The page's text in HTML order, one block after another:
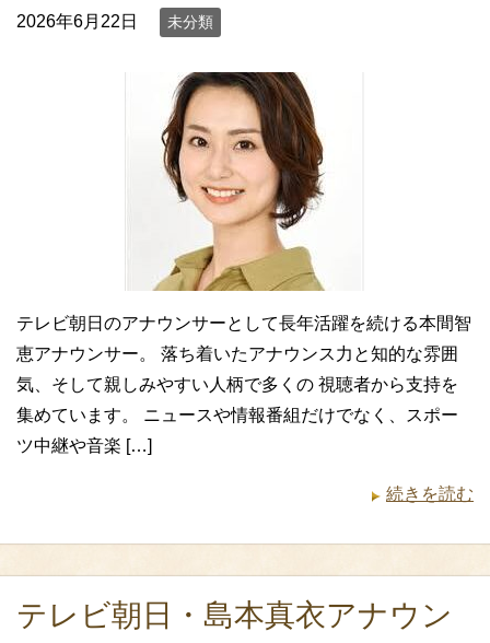
2026年6月22日 未分類
テレビ朝日のアナウンサーとして長年活躍を続ける本間智
恵アナウンサー。 落ち着いたアナウンス力と知的な雰囲
気、そして親しみやすい人柄で多くの 視聴者から支持を
集めています。 ニュースや情報番組だけでなく、スポー
ツ中継や音楽 […]
続きを読む
テレビ朝日・島本真衣アナウン